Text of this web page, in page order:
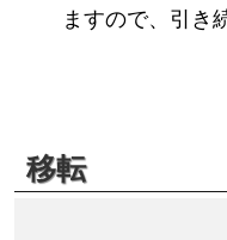
ますので、引き
移転